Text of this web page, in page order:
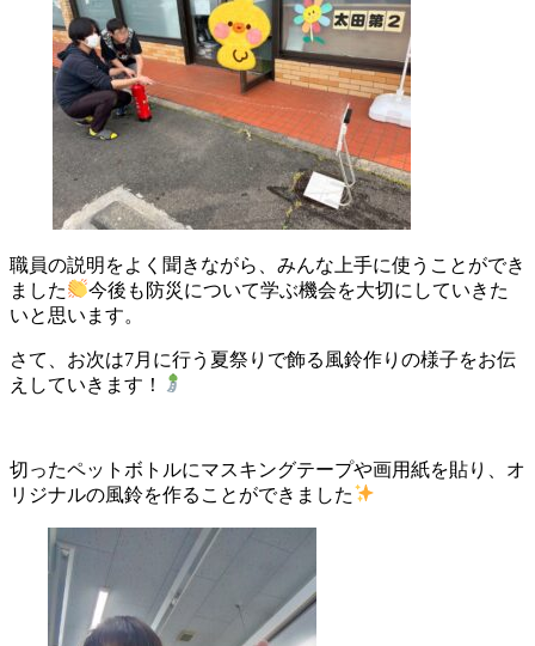
職員の説明をよく聞きながら、みんな上手に使うことができ
ました
今後も防災について学ぶ機会を大切にしていきた
いと思います。
さて、お次は7月に行う夏祭りで飾る風鈴作りの様子をお伝
えしていきます！
切ったペットボトルにマスキングテープや画用紙を貼り、オ
リジナルの風鈴を作ることができました